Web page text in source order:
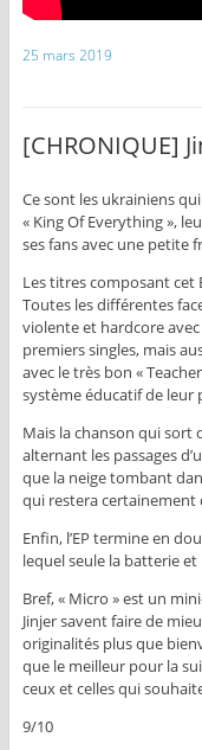
25 mars 2019
[CHRONIQUE]
Ce sont les ukrainiens
« King Of Everything »,
ses fans avec une petite
Les titres composant
Toutes les différentes
violente et hardcore
premiers singles, mais
avec le très bon «
système éducatif de leur
Mais la chanson qui sort
alternant les passages
que la neige tombant
qui restera certainement
Enfin, l’EP termine en
lequel seule la batterie
Bref, « Micro » est un
Jinjer savent faire de
originalités plus que
que le meilleur pour la
ceux et celles qui
9/10